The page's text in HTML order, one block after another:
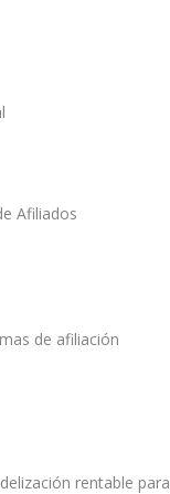
Afiliados
de afiliación
rentable